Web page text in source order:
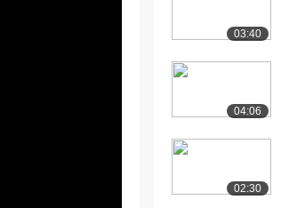
03:40
04:06
02:30